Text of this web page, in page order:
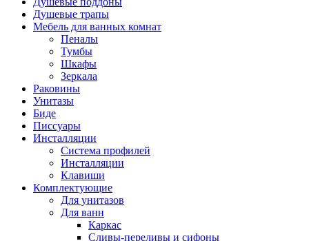
Душевые трапы
Мебель для ванных комнат
Пеналы
Тумбы
Шкафы
Зеркала
Раковины
Унитазы
Биде
Писсуары
Инсталляции
Система профилей
Инсталляции
Клавиши
Комплектующие
Для унитазов
Для ванн
Каркас
Сливы-переливы и сифоны